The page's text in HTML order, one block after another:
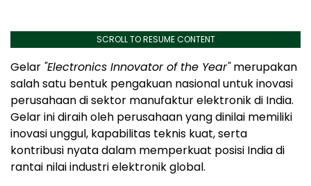
SCROLL TO RESUME CONTENT
Gelar "Electronics Innovator of the Year"merupakan
salah satu bentuk pengakuan nasional untuk inovasi
perusahaan di sektor manufaktur elektronik di India.
Gelar ini diraih oleh perusahaan yang dinilai memiliki
inovasi unggul, kapabilitas teknis kuat, serta
kontribusi nyata dalam memperkuat posisi India di
rantai nilai industri elektronik global.